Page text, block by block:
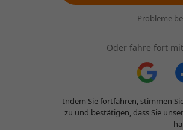
Probleme
Oder fahre fort
Indem Sie fortfahren, stimmen
zu und bestätigen, dass Sie